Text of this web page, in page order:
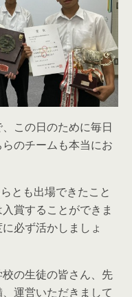
この日のために毎日
のチームも本当にお
とも出場できたこと
賞することができま
必ず活かしましょ
の生徒の皆さん、先
運営いただきまして